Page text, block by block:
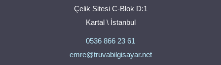
Çelik Sitesi C-Blok D:1
Kartal \ İstanbul
0536 866 23 61
emre@truvabilgisayar.net